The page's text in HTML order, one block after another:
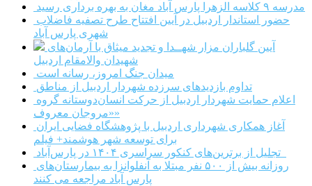
مدرسه ۹ کلاسه الزهرا پارس آباد مغان به بهره برداری رسید
شهری پارس آباد
شهیدان والامقام اردبیل
میدان جنگ امروز، رسانه است
تداوم بازدیدهای سرزده شهردار اردبیل از مناطق
«مروجان معروف»
برای توسعه شهر هوشمند+ فیلم
پارس آباد مراجعه می کنند